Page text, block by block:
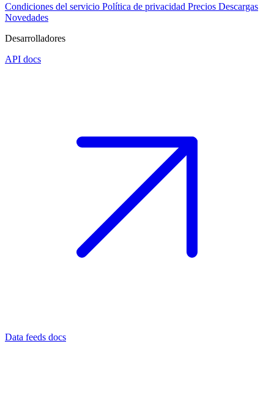
Condiciones del servicio Política de privacidad Precios Descargas
Novedades
Desarrolladores
API docs
Data feeds docs